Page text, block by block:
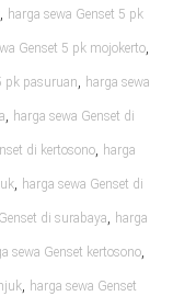
, harga sewa Genset 5 pk
Genset 5 pk mojokerto,
pk pasuruan, harga sewa
, harga sewa Genset di
di kertosono, harga
, harga sewa Genset di
di surabaya, harga
sewa Genset kertosono,
, harga sewa Genset